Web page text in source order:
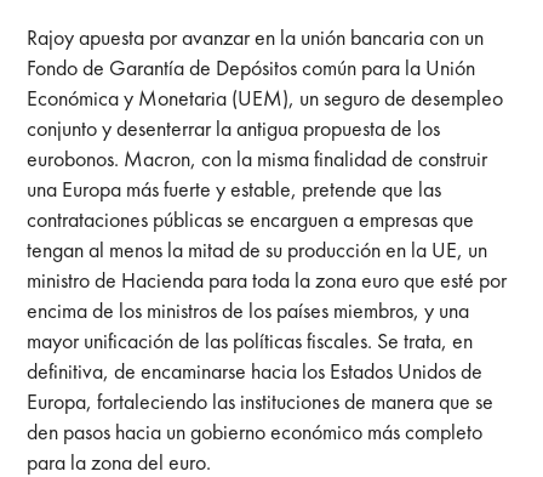
Rajoy apuesta por avanzar en la unión bancaria con un
Fondo de Garantía de Depósitos común para la Unión
Económica y Monetaria (UEM), un seguro de desempleo
conjunto y desenterrar la antigua propuesta de los
eurobonos. Macron, con la misma finalidad de construir
una Europa más fuerte y estable, pretende que las
contrataciones públicas se encarguen a empresas que
tengan al menos la mitad de su producción en la UE, un
ministro de Hacienda para toda la zona euro que esté por
encima de los ministros de los países miembros, y una
mayor unificación de las políticas fiscales. Se trata, en
definitiva, de encaminarse hacia los Estados Unidos de
Europa, fortaleciendo las instituciones de manera que se
den pasos hacia un gobierno económico más completo
para la zona del euro.